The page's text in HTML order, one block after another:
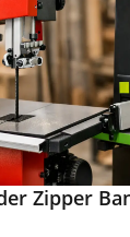
Zipper